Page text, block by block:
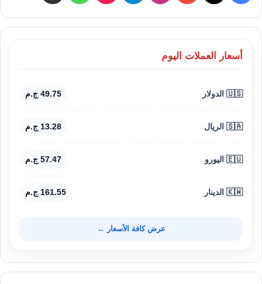
أسعار العملات اليوم
🇺🇸 الدولار 49.75 ج.م
🇸🇦 الريال 13.28 ج.م
🇪🇺 اليورو 57.47 ج.م
🇰🇼 الدينار 161.55 ج.م
عرض كافة الأسعار ←